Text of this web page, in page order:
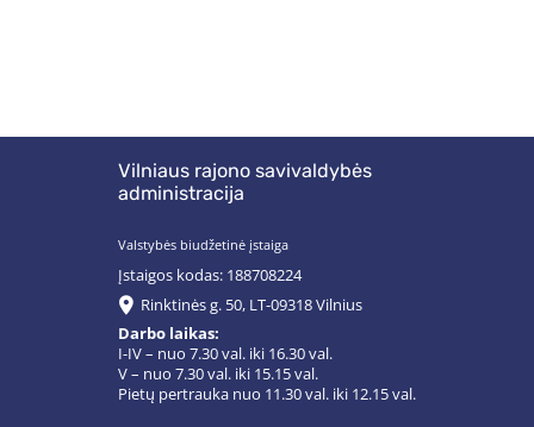
Vilniaus rajono savivaldybės
administracija
Valstybės biudžetinė įstaiga
Įstaigos kodas: 188708224
Rinktinės g. 50, LT-09318 Vilnius
Darbo laikas:
I-IV – nuo 7.30 val. iki 16.30 val.
V – nuo 7.30 val. iki 15.15 val.
Pietų pertrauka nuo 11.30 val. iki 12.15 val.